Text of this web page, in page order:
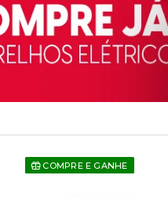
COMPRE E GANHE